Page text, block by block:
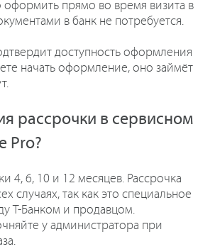
оформить прямо во время визита в
в банк не потребуется.
доступность оформления
начать оформление, оно займёт
рассрочки в сервисном
Pro?
4, 6, 10 и 12 месяцев. Рассрочка
случаях, так как это специальное
Т-Банком и продавцом.
у администратора при